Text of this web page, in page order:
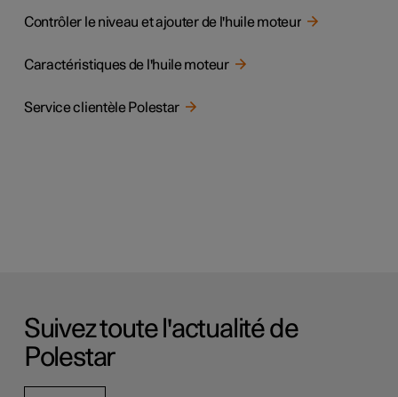
Contrôler le niveau et ajouter de l'huile moteur
Caractéristiques de l'huile moteur
Service clientèle Polestar
Suivez toute l'actualité de
Polestar